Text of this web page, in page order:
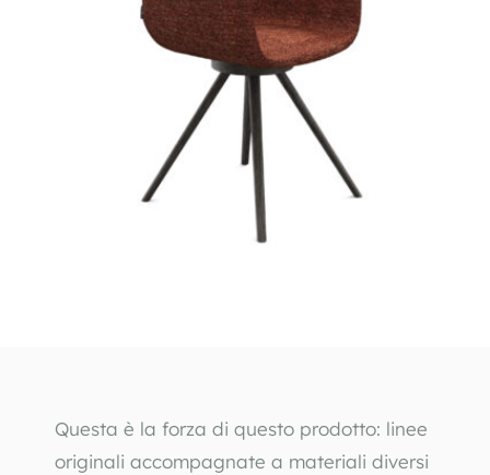
Questa è la forza di questo prodotto: linee
originali accompagnate a materiali diversi